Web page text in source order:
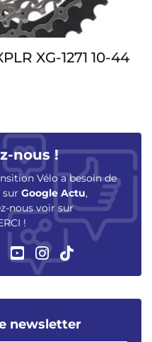
XG-1271 10-44
nous !
Vélo a besoin de
sur Google Actu,
nous voir sur
!
newsletter